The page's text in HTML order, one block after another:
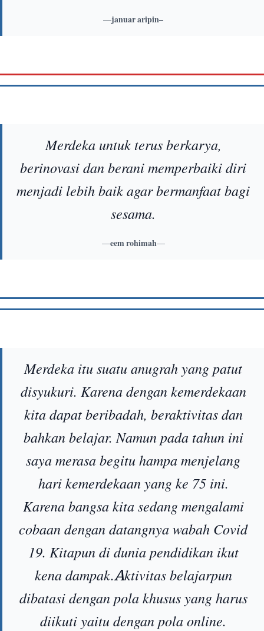
—januar aripin–
Merdeka untuk terus berkarya,
berinovasi dan berani memperbaiki diri
menjadi lebih baik agar bermanfaat bagi
sesama.
—eem rohimah—
Merdeka itu suatu anugrah yang patut
disyukuri. Karena dengan kemerdekaan
kita dapat beribadah, beraktivitas dan
bahkan belajar. Namun pada tahun ini
saya merasa begitu hampa menjelang
hari kemerdekaan yang ke 75 ini.
Karena bangsa kita sedang mengalami
cobaan dengan datangnya wabah Covid
19. Kitapun di dunia pendidikan ikut
kena dampak.Aktivitas belajarpun
dibatasi dengan pola khusus yang harus
diikuti yaitu dengan pola online.